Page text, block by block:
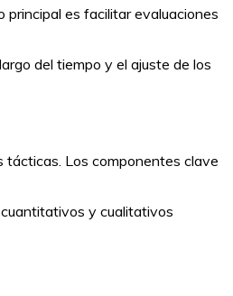
es facilitar evaluaciones
del tiempo y el ajuste de los
tácticas. Los componentes clave
y cualitativos